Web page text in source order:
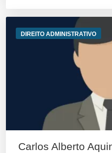
DIREITO ADMINISTRATIVO
Carlos Alberto